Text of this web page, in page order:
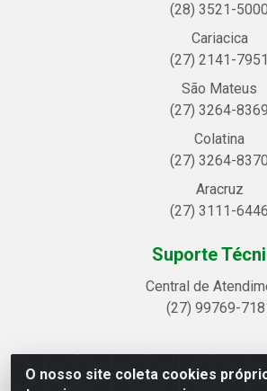
O nosso site coleta cookies
(28) 3521-5000
Cariacica
(27) 2141-7951
São Mateus
(27) 3264-8369
Colatina
(27) 3264-8370
Aracruz
(27) 3111-6446
Suporte
Central de
(27) 99769-
Linhavix Distribuidora LTDA - Avenida